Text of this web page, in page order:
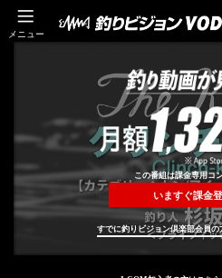
メニュー
この番組は課金専用コ
いますぐ課金
すでに釣りビジョン倶楽部会員